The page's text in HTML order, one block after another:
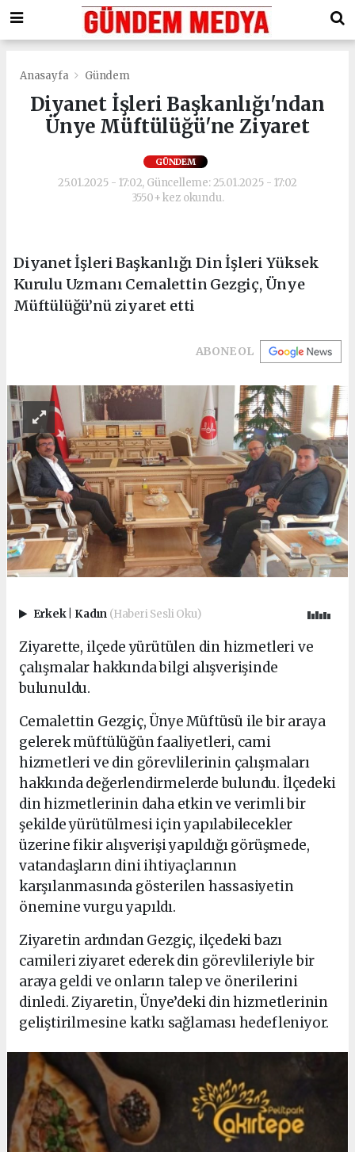
Anasayfa Gündem
Diyanet İşleri Başkanlığı'ndan
Ünye Müftülüğü'ne Ziyaret
GÜNDEM
25.01.2025 - 17:02, Güncelleme: 25.01.2025 - 17:02
3550+ kez okundu.
Diyanet İşleri Başkanlığı Din İşleri Yüksek
Kurulu Uzmanı Cemalettin Gezgiç, Ünye
Müftülüğü’nü ziyaret etti
ABONE OL
Erkek Kadın (Haberi Sesli Oku)
Ziyarette, ilçede yürütülen din hizmetleri ve
çalışmalar hakkında bilgi alışverişinde
bulunuldu.
Cemalettin Gezgiç, Ünye Müftüsü ile bir araya
gelerek müftülüğün faaliyetleri, cami
hizmetleri ve din görevlilerinin çalışmaları
hakkında değerlendirmelerde bulundu. İlçedeki
din hizmetlerinin daha etkin ve verimli bir
şekilde yürütülmesi için yapılabilecekler
üzerine fikir alışverişi yapıldığı görüşmede,
vatandaşların dini ihtiyaçlarının
karşılanmasında gösterilen hassasiyetin
önemine vurgu yapıldı.
Ziyaretin ardından Gezgiç, ilçedeki bazı
camileri ziyaret ederek din görevlileriyle bir
araya geldi ve onların talep ve önerilerini
dinledi. Ziyaretin, Ünye’deki din hizmetlerinin
geliştirilmesine katkı sağlaması hedefleniyor.